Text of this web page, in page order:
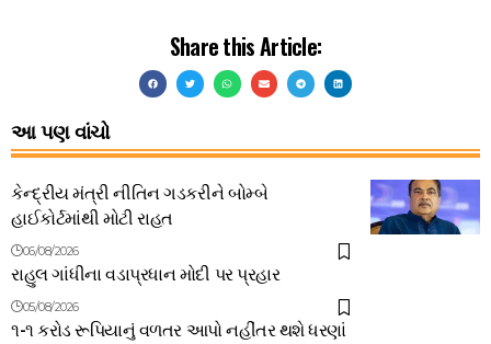
Share this Article:
આ પણ વાંચો
કેન્દ્રીય મંત્રી નીતિન ગડકરીને બોમ્બે
હાઈકોર્ટમાંથી મોટી રાહત
06/08/2026
રાહુલ ગાંધીના વડાપ્રધાન મોદી પર પ્રહાર
05/08/2026
૧-૧ કરોડ રૂપિયાનું વળતર આપો નહીંતર થશે ધરણાં